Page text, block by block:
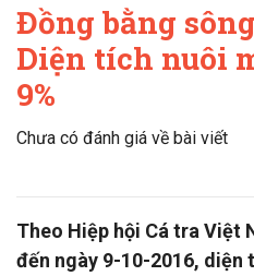
Đồng bằng
Diện tích nuôi
9%
Chưa có đánh giá về bài viết
Theo Hiệp hội Cá tra Việt
đến ngày 9-10-2016,